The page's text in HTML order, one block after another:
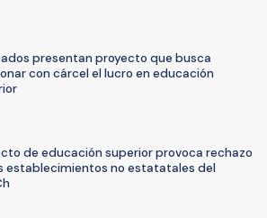
presentan proyecto que busca
con cárcel el lucro en educación
de educación superior provoca rechazo
establecimientos no estatatales del